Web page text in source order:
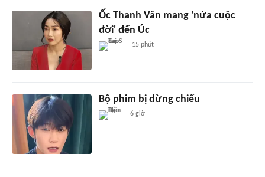
Ốc Thanh Vân mang 'nửa cuộc
đời' đến Úc
15 phút
Bộ phim bị dừng chiếu
6 giờ